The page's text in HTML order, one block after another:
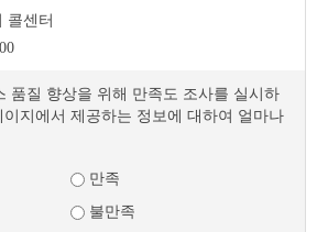
콜센터
품질 향상을 위해 만족도 조사를 실시하
지에서 제공하는 정보에 대하여 얼마나
만족
불만족